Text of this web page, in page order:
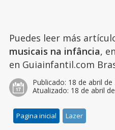
Puedes leer más
musicais na infância,
en Guiainfantil.com
Publicado: 18 de abril de
Atualizado: 18 de abril
Pagina inicial Lazer